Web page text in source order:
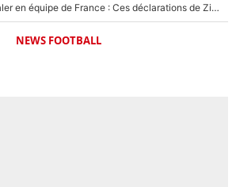
Michael Olise va se régaler en équipe de France : Ces déclarations de Zinedine Zidane qui prouvent qu'il va tout miser sur la star du Bayern Munich !
NEWS FOOTBALL